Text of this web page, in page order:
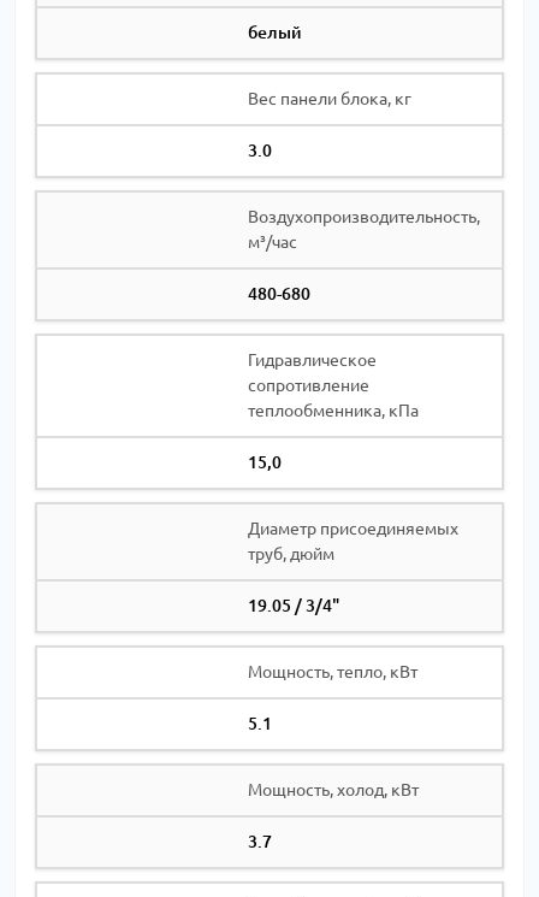
белый
Вес панели блока, кг
3.0
Воздухопроизводительность,
м³/час
480-680
Гидравлическое
сопротивление
теплообменника, кПа
15,0
Диаметр присоединяемых
труб, дюйм
19.05 / 3/4"
Мощность, тепло, кВт
5.1
Мощность, холод, кВт
3.7